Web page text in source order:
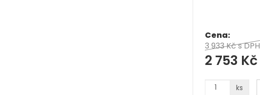
Cena:
3 933 Kčs DPH
2 753 Kč
ks